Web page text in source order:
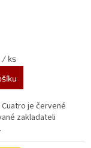
/ ks
je červené
zakladateli